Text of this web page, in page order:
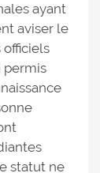
ayant
aviser le
permis
statut ne